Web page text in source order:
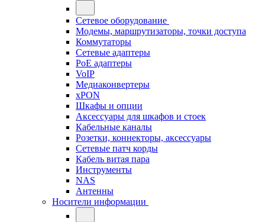
Сетевое оборудование
Модемы, маршрутизаторы, точки доступа
Коммутаторы
Сетевые адаптеры
PoE адаптеры
VoIP
Медиаконвертеры
xPON
Шкафы и опции
Аксессуары для шкафов и стоек
Кабельные каналы
Розетки, коннекторы, аксессуары
Сетевые патч корды
Кабель витая пара
Инструменты
NAS
Антенны
Носители информации